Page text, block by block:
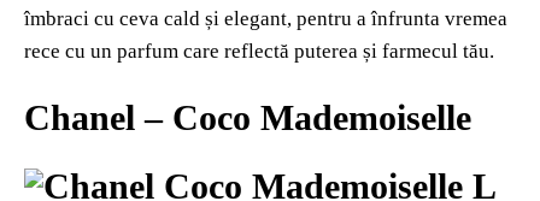
îmbraci cu ceva cald și elegant, pentru a înfrunta vremea
rece cu un parfum care reflectă puterea și farmecul tău.
Chanel – Coco Mademoiselle